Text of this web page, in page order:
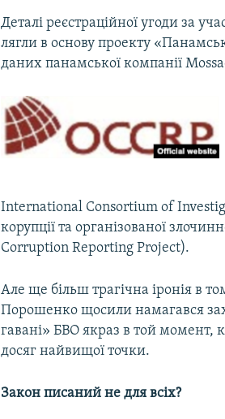
Деталі реєстраційної угоди за
лягли в основу проекту
даних панамської компанії
International Consortium of
корупції та організованої
Corruption Reporting Project).
Але ще більш трагічна іронія в
Порошенко щосили намагався
гавані» БВО якраз в той момент,
досяг найвищої точки.
Закон писаний не для всіх?